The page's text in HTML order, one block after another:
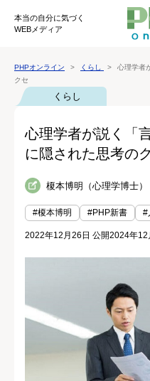
本当の自分に気づく
WEBメディア
PHPオンライン くらし
心理学者
クセ
くらし
心理学者が説く「
に隠された思考の
榎本博明（心理学博士）
#榎本博明 #PHP新書 #
2022年12月26日 公開2024年12